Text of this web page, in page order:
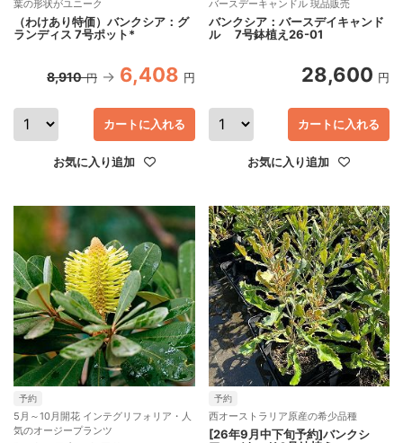
葉の形状がユニーク
（わけあり特価）バンクシア：グ
ランディス 7号ポット*
8,910 円 6,408 円
お気に入り追加
カートに入れる
バースデーキャンドル 現品販売
バンクシア：バースデイキャンド
ル 7号鉢植え26-01
28,600 円
お気に入り追加
カートに入れる
予約
5月～10月開花 インテグリフォリア・人
気のオージープランツ
予約
西オーストラリア原産の希少品種
[26年9月中下旬予約]バンクシ